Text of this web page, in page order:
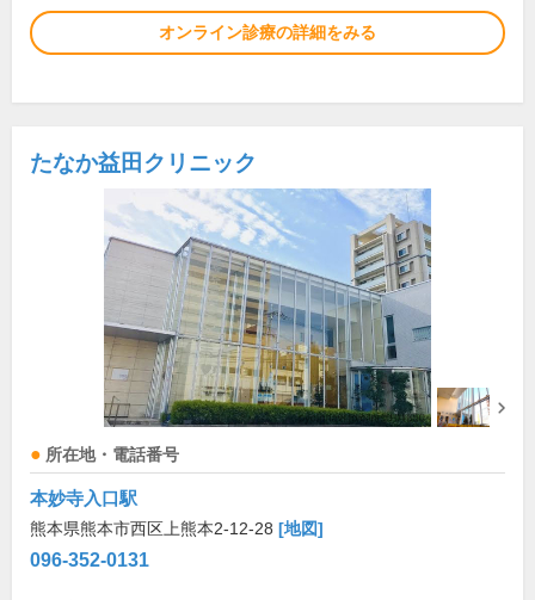
オンライン診療の詳細をみる
たなか益田クリニック
所在地・電話番号
本妙寺入口駅
熊本県熊本市西区上熊本2-12-28 [地図]
096-352-0131